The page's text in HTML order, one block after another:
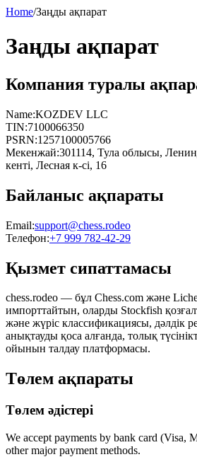
Home/Заңды ақпарат
Заңды ақпарат
Компания туралы
Name:KOZDEV LLC
TIN:7100066350
PSRN:1257100005766
Мекенжай:301114, Тула облысы,
кенті, Лесная к-сі, 16
Байланыс ақпараты
Email:support@chess.rodeo
Телефон:+7 999 782-42-29
Қызмет сипаттамасы
chess.rodeo — бұл Chess.com және
импорттайтын, оларды Stockfish
және жүріс классификациясы, дәлдік
анықтауды қоса алғанда, толық
ойынын талдау платформасы.
Төлем ақпараты
Төлем әдістері
We accept payments by bank card (Visa,
other major payment methods.